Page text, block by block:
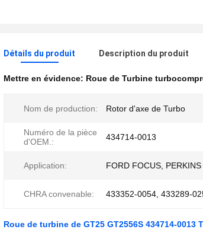
Détails du produit Description du produit
Mettre en évidence: Roue de Turbine
Nom de production: Rotor d'axe de Turbo
Numéro de la pièce
d'OEM.:
434714-0013
Application: FORD FOCUS, PERKINS
CHRA convenable: 433352-0054, 433289-
Roue de turbine de GT25 GT2556S 434714-